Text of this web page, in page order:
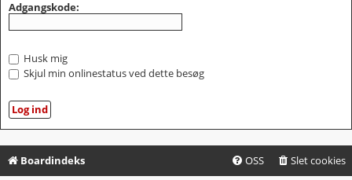
Adgangskode:
Husk mig
Skjul min onlinestatus ved dette besøg
Boardindeks Slet cookies
OSS